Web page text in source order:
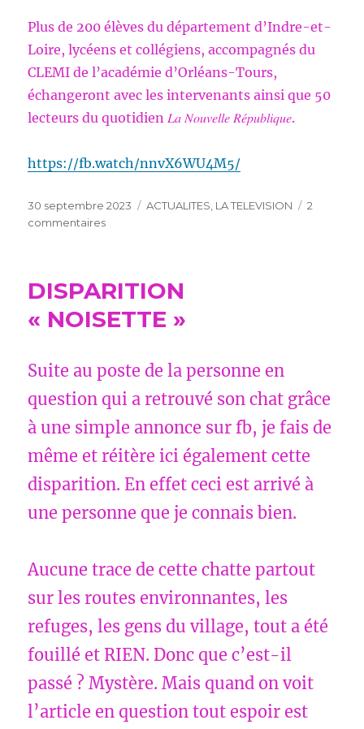
Plus de 200 élèves du département d’Indre-et-
Loire, lycéens et collégiens, accompagnés du
CLEMI de l’académie d’Orléans-Tours,
échangeront avec les intervenants ainsi que 50
lecteurs du quotidien 𝐿𝑎 𝑁𝑜𝑢𝑣𝑒𝑙𝑙𝑒 𝑅𝑒́𝑝𝑢𝑏𝑙𝑖𝑞𝑢𝑒.
https://fb.watch/nnvX6WU4M5/
Publié
le
30 septembre 2023 Catégories
ACTUALITES, LA TELEVISION
2
commentairessur
TOURS
DISPARITION
« NOISETTE »
Suite au poste de la personne en
question qui a retrouvé son chat grâce
à une simple annonce sur fb, je fais de
même et réitère ici également cette
disparition. En effet ceci est arrivé à
une personne que je connais bien.
Aucune trace de cette chatte partout
sur les routes environnantes, les
refuges, les gens du village, tout a été
fouillé et RIEN. Donc que c’est-il
passé ? Mystère. Mais quand on voit
l’article en question tout espoir est